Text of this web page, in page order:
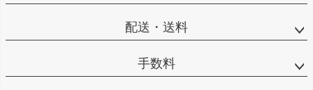
配送・送料
手数料